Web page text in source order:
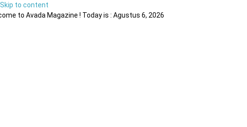
Skip to content
to Avada Magazine ! Today is : Agustus 6, 2026